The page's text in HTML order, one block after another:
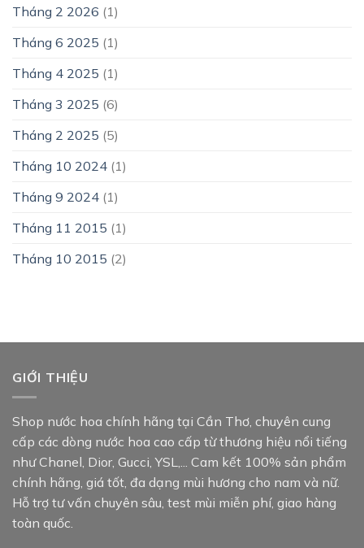
Tháng 2 2026 (1)
Tháng 6 2025 (1)
Tháng 4 2025 (1)
Tháng 3 2025 (6)
Tháng 2 2025 (5)
Tháng 10 2024 (1)
Tháng 9 2024 (1)
Tháng 11 2015 (1)
Tháng 10 2015 (2)
GIỚI THIỆU
Shop nước hoa chính hãng tại Cần Thơ, chuyên cung
cấp các dòng nước hoa cao cấp từ thương hiệu nổi tiếng
như Chanel, Dior, Gucci, YSL,... Cam kết 100% sản phẩm
chính hãng, giá tốt, đa dạng mùi hương cho nam và nữ.
Hỗ trợ tư vấn chuyên sâu, test mùi miễn phí, giao hàng
toàn quốc.